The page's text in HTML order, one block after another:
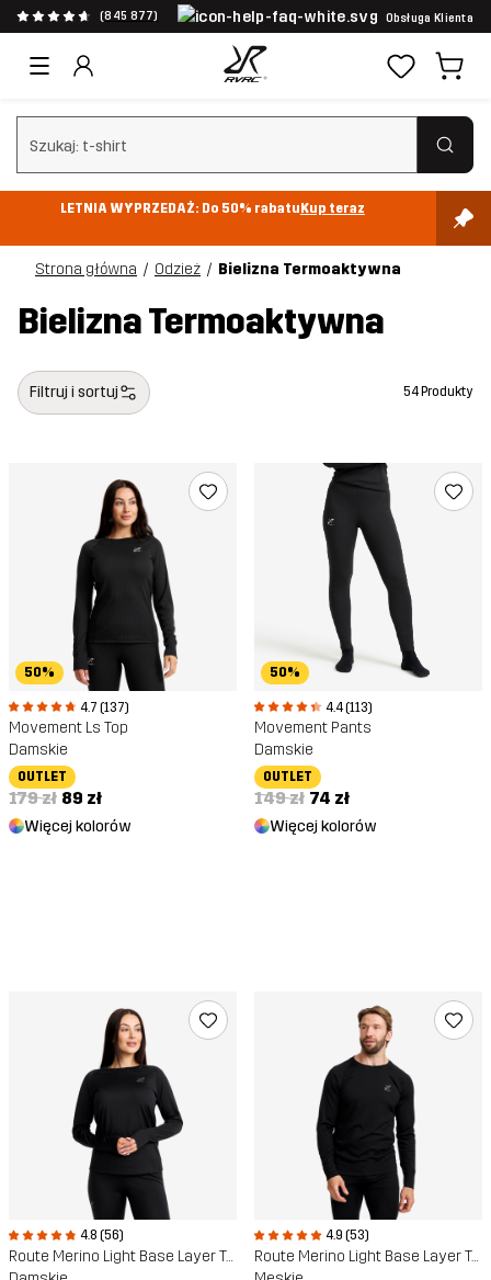
(845 877) Obsługa Klienta
Wyczyść wyszukiwanie
LETNIA WYPRZEDAŻ: Do 50% rabatuKup teraz
Strona główna Odzież Bielizna Termoaktywna
Bielizna Termoaktywna
Filtruj i sortuj 54 Produkty
50%
4.7 (137)
Movement Ls Top
Damskie
OUTLET
179 zł 89 zł
Więcej kolorów
50%
4.4 (113)
Movement Pants
Damskie
OUTLET
149 zł 74 zł
Więcej kolorów
4.8 (56)
Route Merino Light Base Layer Top
4.9 (53)
Route Merino Light Base Layer Top